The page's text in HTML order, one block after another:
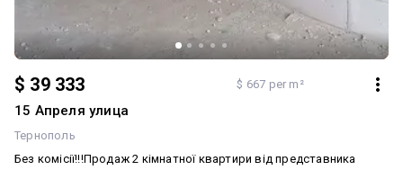
$ 39 333 $ 667 per m²
15 Апреля улица
Тернополь
Без комісії!!!Продаж 2 кімнатної квартири від представника